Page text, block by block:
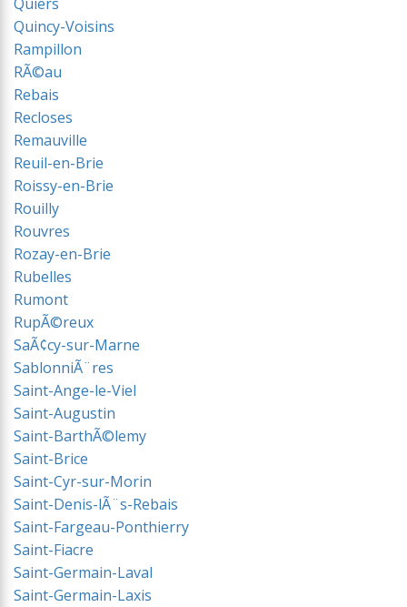
Quincy-Voisins
Rampillon
RÃ©au
Rebais
Recloses
Remauville
Reuil-en-Brie
Roissy-en-Brie
Rouilly
Rouvres
Rozay-en-Brie
Rubelles
Rumont
RupÃ©reux
SaÃ¢cy-sur-Marne
SablonniÃ¨res
Saint-Ange-le-Viel
Saint-Augustin
Saint-BarthÃ©lemy
Saint-Brice
Saint-Cyr-sur-Morin
Saint-Denis-lÃ¨s-Rebais
Saint-Fargeau-Ponthierry
Saint-Fiacre
Saint-Germain-Laval
Saint-Germain-Laxis